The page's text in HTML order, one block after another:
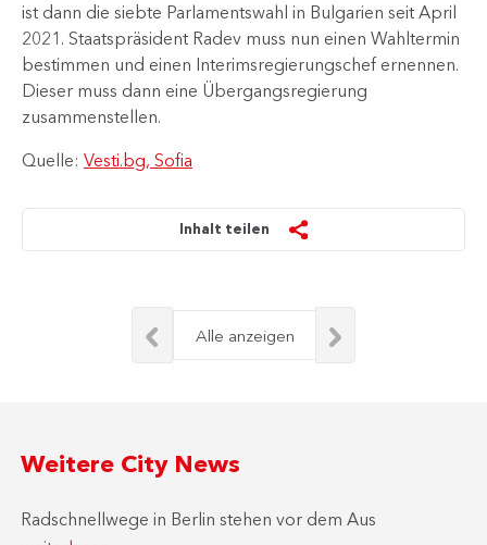
ist dann die siebte Parlamentswahl in Bulgarien seit April
2021. Staatspräsident Radev muss nun einen Wahltermin
bestimmen und einen Interimsregierungschef ernennen.
Dieser muss dann eine Übergangsregierung
zusammenstellen.
Quelle: Vesti.bg, Sofia
Inhalt teilen
Alle anzeigen
Weitere City News
Radschnellwege in Berlin stehen vor dem Aus